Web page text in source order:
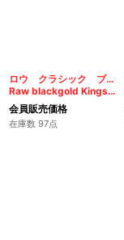
ロウ クラシック ブラックゴールド キングサイズ スリム
Raw blackgold Kingsize Slim
会員販売価格
在庫数 97点